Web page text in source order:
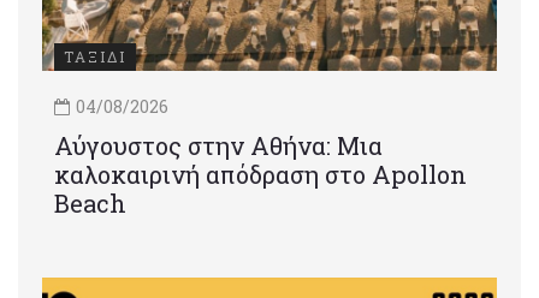
ΤΑΞΙΔΙ
04/08/2026
Αύγουστος στην Αθήνα: Μια
καλοκαιρινή απόδραση στο Apollon
Beach